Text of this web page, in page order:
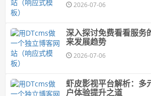
2026-07-06
深入探讨免费看看服务
来发展趋势
2026-07-06
虾皮影视平台解析：多
户体验提升之道